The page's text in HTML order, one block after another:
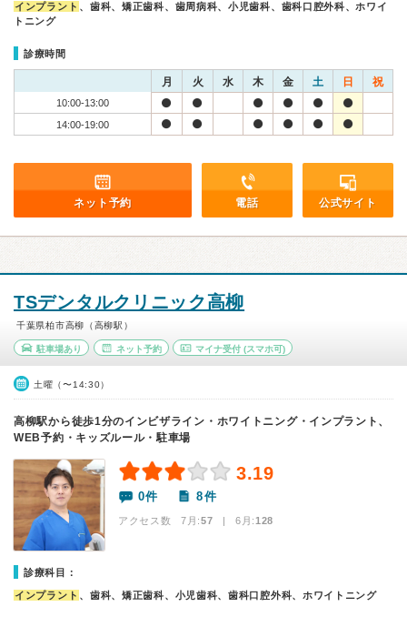
インプラント 、歯科、矯正歯科、歯周病科、小児歯科、歯科口腔外科、ホワイ
トニング
診療時間
月 火 水 木 金 土 日 祝
10:00-13:00
14:00-19:00
ネット予約 電話 公式サイト
TSデンタルクリニック高柳
千葉県柏市高柳（高柳駅）
駐車場あり ネット予約 マイナ受付 (スマホ可)
土曜（〜14:30）
高柳駅から徒歩1分のインビザライン・ホワイトニング・インプラント、
WEB予約・キッズルール・駐車場
3.19
0件 8件
アクセス数 7月:57 | 6月:128
診療科目：
インプラント 、歯科、矯正歯科、小児歯科、歯科口腔外科、ホワイトニング